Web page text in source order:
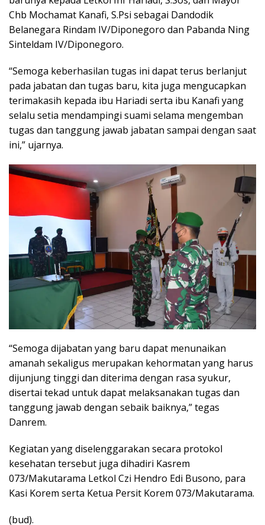
Chb Mochamat Kanafi, S.Psi sebagai Dandodik
Belanegara Rindam IV/Diponegoro dan Pabanda Ning
Sinteldam IV/Diponegoro.
“Semoga keberhasilan tugas ini dapat terus berlanjut
pada jabatan dan tugas baru, kita juga mengucapkan
terimakasih kepada ibu Hariadi serta ibu Kanafi yang
selalu setia mendampingi suami selama mengemban
tugas dan tanggung jawab jabatan sampai dengan saat
ini,” ujarnya.
“Semoga dijabatan yang baru dapat menunaikan
amanah sekaligus merupakan kehormatan yang harus
dijunjung tinggi dan diterima dengan rasa syukur,
disertai tekad untuk dapat melaksanakan tugas dan
tanggung jawab dengan sebaik baiknya,” tegas
Danrem.
Kegiatan yang diselenggarakan secara protokol
kesehatan tersebut juga dihadiri Kasrem
073/Makutarama Letkol Czi Hendro Edi Busono, para
Kasi Korem serta Ketua Persit Korem 073/Makutarama.
(bud).